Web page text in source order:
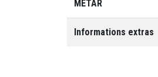
METAR
Informations extras